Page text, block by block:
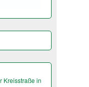
Kreisstraße in